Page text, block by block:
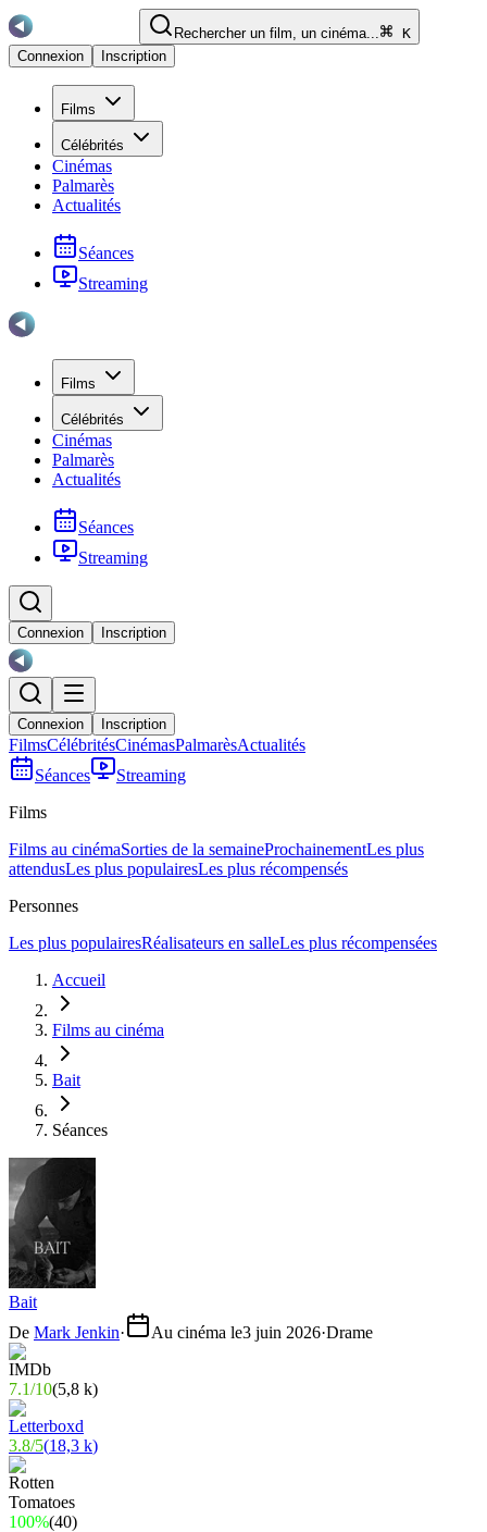
Rechercher un film, un cinéma...
K
Connexion
Inscription
Films
Célébrités
Cinémas
Palmarès
Actualités
Séances
Streaming
Films
Célébrités
Cinémas
Palmarès
Actualités
Séances
Streaming
Connexion Inscription
Connexion Inscription
FilmsCélébritésCinémasPalmarèsActualités
Séances
Streaming
Films
Films au cinémaSorties de la semaineProchainementLes plus
attendusLes plus populairesLes plus récompensés
Personnes
Les plus populairesRéalisateurs en salleLes plus récompensées
Accueil
Films au cinéma
Bait
Séances
Bait
De Mark Jenkin· Au cinéma le3 juin 2026·Drame
7.1/10(5,8 k)
3.8/5(18,3 k)
100%(40)